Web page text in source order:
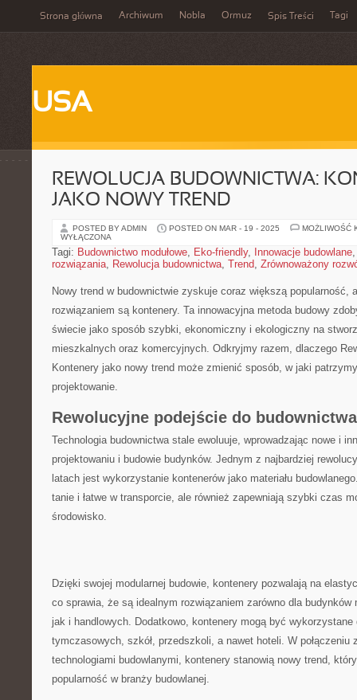
Strona główna Archiwum Nobla Ormuz Spis Treści Tagi
USA
REWOLUCJA BUDOWNICTWA:
JAKO NOWY TREND
POSTED BY ADMIN POSTED ON MAR - 19 - 2025
MOŻLIWOŚĆ
WYŁĄCZONA
Tagi: Budownictwo modułowe, Eko-friendly, Innowacje budowlane
rozwiązania, Rewolucja budownictwa, Trend, Zrównoważony
Nowy‌ trend w budownictwie zyskuje coraz większą popularność,
rozwiązaniem są kontenery. ⁢Ta innowacyjna metoda budowy
świecie jako sposób szybki, ekonomiczny i ekologiczny na
mieszkalnych oraz komercyjnych. Odkryjmy razem, dlaczego
Kontenery jako nowy⁣ trend może zmienić ⁤sposób, w jaki
projektowanie.
Rewolucyjne podejście do budownictwa
Technologia budownictwa stale ewoluuje, wprowadzając nowe i
projektowaniu i budowie budynków. Jednym z najbardziej
latach jest wykorzystanie kontenerów ⁣jako materiału
tanie i łatwe w transporcie, ale również zapewniają szybki ​czas⁢
środowisko.
Dzięki swojej modularnej budowie, kontenery ​pozwalają na
co sprawia, że są idealnym⁢ rozwiązaniem zarówno dla
jak i​ handlowych. Dodatkowo, kontenery mogą być wykorzystane
tymczasowych, szkół, przedszkoli, a nawet ​hoteli. W połączeniu
technologiami budowlanymi, kontenery stanowią nowy trend,
popularność w branży budowlanej.